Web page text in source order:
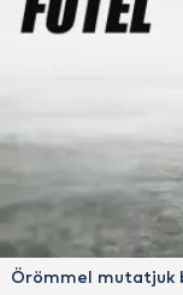
Örömmel mutatjuk